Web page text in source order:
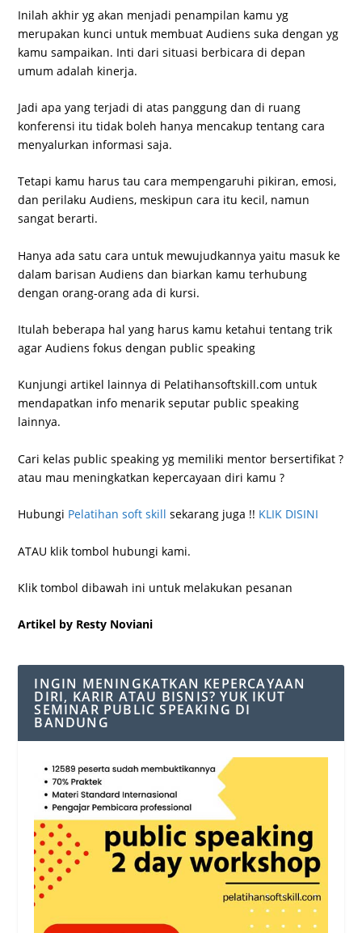
Inilah akhir yg akan menjadi penampilan kamu yg
merupakan kunci untuk membuat Audiens suka dengan yg
kamu sampaikan. Inti dari situasi berbicara di depan
umum adalah kinerja.
Jadi apa yang terjadi di atas panggung dan di ruang
konferensi itu tidak boleh hanya mencakup tentang cara
menyalurkan informasi saja.
Tetapi kamu harus tau cara mempengaruhi pikiran, emosi,
dan perilaku Audiens, meskipun cara itu kecil, namun
sangat berarti.
Hanya ada satu cara untuk mewujudkannya yaitu masuk ke
dalam barisan Audiens dan biarkan kamu terhubung
dengan orang-orang ada di kursi.
Itulah beberapa hal yang harus kamu ketahui tentang trik
agar Audiens fokus dengan public speaking
Kunjungi artikel lainnya di Pelatihansoftskill.com untuk
mendapatkan info menarik seputar public speaking
lainnya.
Cari kelas public speaking yg memiliki mentor bersertifikat ?
atau mau meningkatkan kepercayaan diri kamu ?
Hubungi Pelatihan soft skill sekarang juga !! KLIK DISINI
ATAU klik tombol hubungi kami.
Klik tombol dibawah ini untuk melakukan pesanan
Artikel by Resty Noviani
INGIN MENINGKATKAN KEPERCAYAAN
DIRI, KARIR ATAU BISNIS? YUK IKUT
SEMINAR PUBLIC SPEAKING DI
BANDUNG